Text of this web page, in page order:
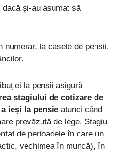
și-au asumat să
numerar, la casele de pensii,
la pensii asigură
stagiului de cotizare de
ieși la pensie atunci când
prevăzută de lege. Stagiul
de perioadele în care un
vechimea în muncă), în